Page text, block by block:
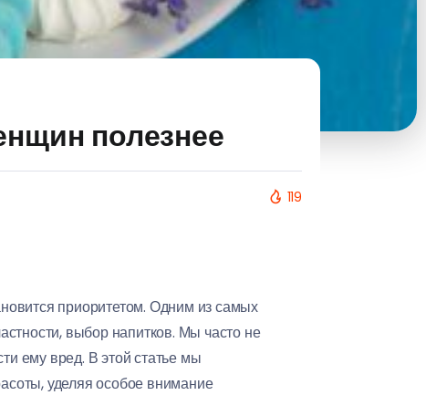
полезнее
119
приоритетом. Одним из самых
выбор напитков. Мы часто не
ему вред. В этой статье мы
уделяя особое внимание